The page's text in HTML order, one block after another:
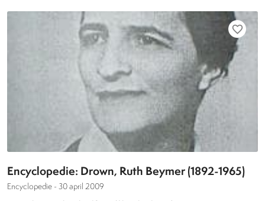
favorite_border
Encyclopedie: Drown, Ruth Beymer (1892-1965)
Encyclopedie - 30 april 2009